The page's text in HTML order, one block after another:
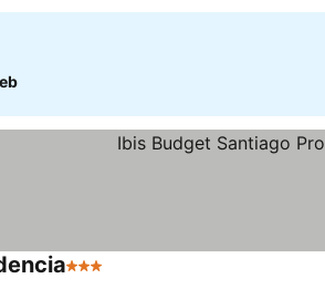
3 Estrellas